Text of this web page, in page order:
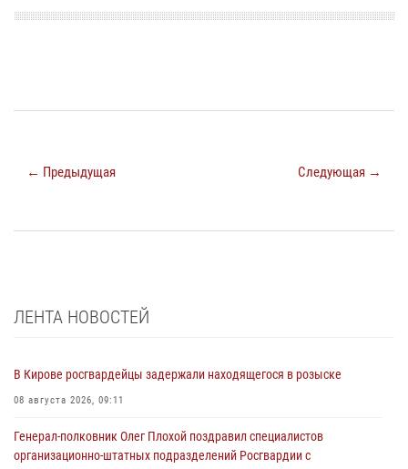
← Предыдущая Следующая →
ЛЕНТА НОВОСТЕЙ
В Кирове росгвардейцы задержали находящегося в розыске
08 августа 2026, 09:11
Генерал-полковник Олег Плохой поздравил специалистов
организационно-штатных подразделений Росгвардии с